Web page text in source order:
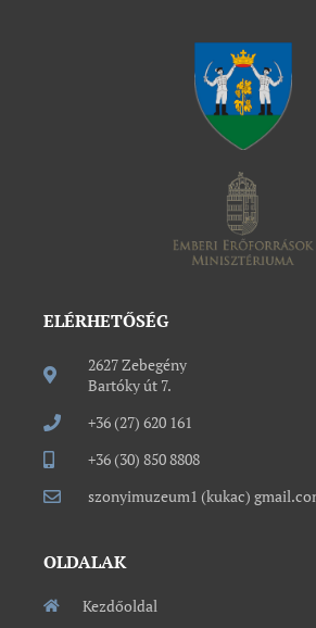
ELÉRHETŐSÉG
2627 Zebegény
Bartóky út 7.
+36 (27) 620 161
+36 (30) 850 8808
szonyimuzeum1 (kukac)
OLDALAK
Kezdőoldal